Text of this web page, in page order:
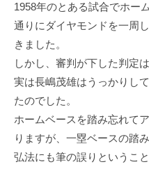
1958年のとある試合でホー
通りにダイヤモンドを一周
きました。
しかし、審判が下した判定
実は長嶋茂雄はうっかりし
たのでした。
ホームベースを踏み忘れて
りますが、一塁ベースの踏
弘法にも筆の誤りというこ